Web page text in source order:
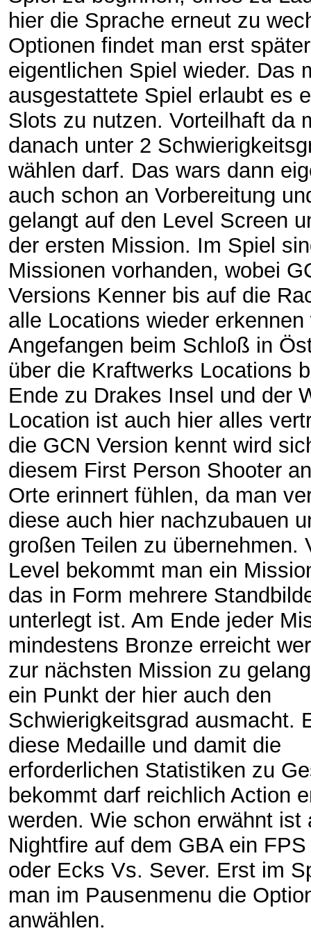
hier die Sprache erneut zu
Optionen findet man erst
eigentlichen Spiel wieder. Das
ausgestattete Spiel erlaubt es
Slots zu nutzen. Vorteilhaft da
danach unter 2
wählen darf. Das wars dann
auch schon an Vorbereitung
gelangt auf den Level Screen
der ersten Mission. Im Spiel
Missionen vorhanden, wobei
Versions Kenner bis auf die
alle Locations wieder erkennen
Angefangen beim Schloß in
über die Kraftwerks Locations
Ende zu Drakes Insel und der
Location ist auch hier alles
die GCN Version kennt wird
diesem First Person Shooter
Orte erinnert fühlen, da man
diese auch hier nachzubauen
großen Teilen zu übernehmen.
Level bekommt man ein
das in Form mehrere
unterlegt ist. Am Ende jeder
mindestens Bronze erreicht
zur nächsten Mission zu
ein Punkt der hier auch den
Schwierigkeitsgrad ausmacht.
diese Medaille und damit die
erforderlichen Statistiken zu
bekommt darf reichlich Action
werden. Wie schon erwähnt ist
Nightfire auf dem GBA ein
oder Ecks Vs. Sever. Erst im
man im Pausenmenu die
anwählen.